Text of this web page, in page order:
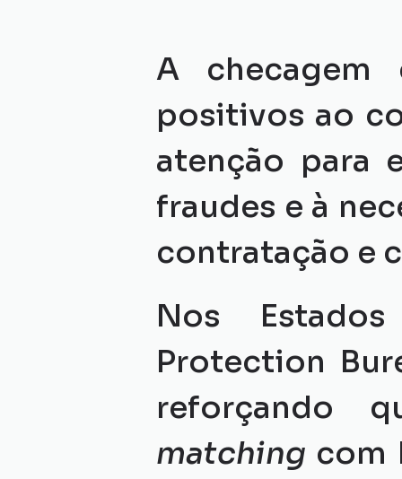
A checagem
positivos ao
atenção para
fraudes e à
contratação e
Nos
Protection
reforçando
matching com